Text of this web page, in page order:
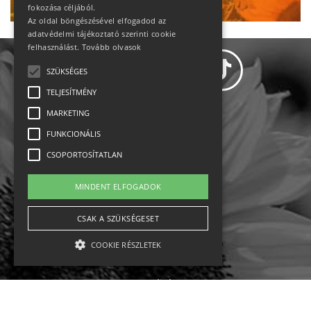
Állásajánlatok
Impresszum-kapcsolat
Jogi nyilatkozat
Rólunk
English
fokozása céljából.
Az oldal böngészésével elfogadod az
adatvédelmi tájékoztató szerinti cookie
felhasználást. Tovább olvasok
SZÜKSÉGES
TELJESÍTMÉNY
MARKETING
FUNKCIONÁLIS
CSOPORTOSÍTATLAN
MINDENT ELFOGADOK
CSAK A SZÜKSÉGESET
COOKIE RÉSZLETEK